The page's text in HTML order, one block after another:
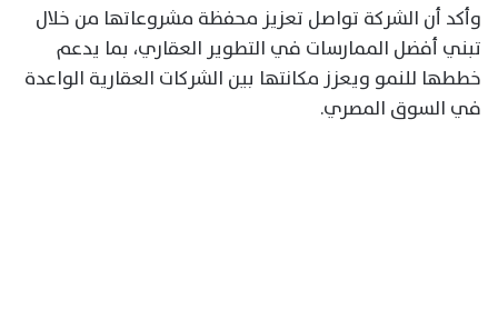
وأكد أن الشركة تواصل تعزيز محفظة مشروعاتها من خلال
تبني أفضل الممارسات في التطوير العقاري، بما يدعم
خططها للنمو ويعزز مكانتها بين الشركات العقارية الواعدة
في السوق المصري.